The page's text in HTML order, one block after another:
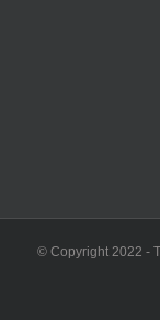
© Copyright 2022 -